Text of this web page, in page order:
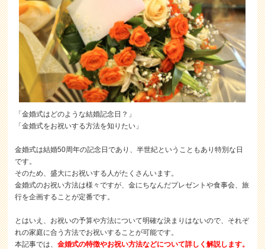
「金婚式はどのような結婚記念日？」
「金婚式をお祝いする方法を知りたい」
金婚式は結婚50周年の記念日であり、半世紀ということもあり特別な日
です。
そのため、盛大にお祝いする人がたくさんいます。
金婚式のお祝い方法は様々ですが、金にちなんだプレゼントや食事会、旅
行を企画することが定番です。
とはいえ、お祝いの予算や方法について明確な決まりはないので、それぞ
れの家庭に合う方法でお祝いすることが可能です。
本記事では、金婚式の特徴やお祝い方法などについて詳しく解説します。